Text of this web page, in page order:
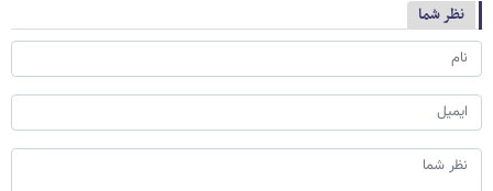
نظر شما